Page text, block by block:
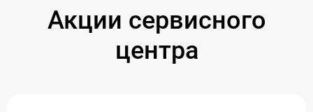
Акции сервисного
центра